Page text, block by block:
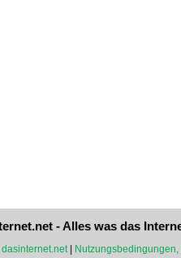
- Alles was das
|